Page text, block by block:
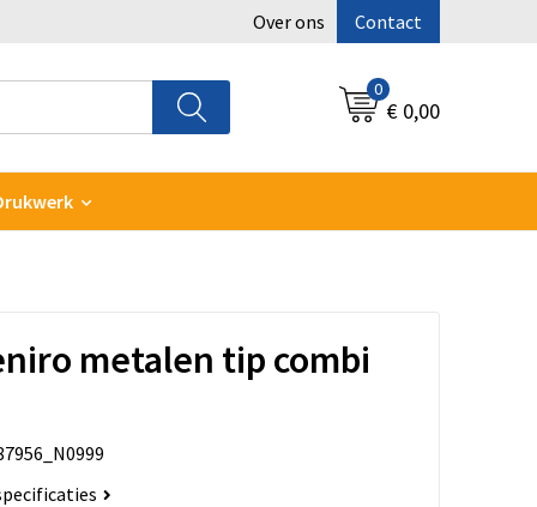
Over ons Contact
0
€ 0,00
metalen tip combi